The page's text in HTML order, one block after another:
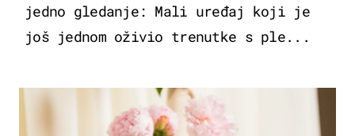
jedno gledanje: Mali uređaj koji je
još jednom oživio trenutke s ple...
MODA & LJEPOTA